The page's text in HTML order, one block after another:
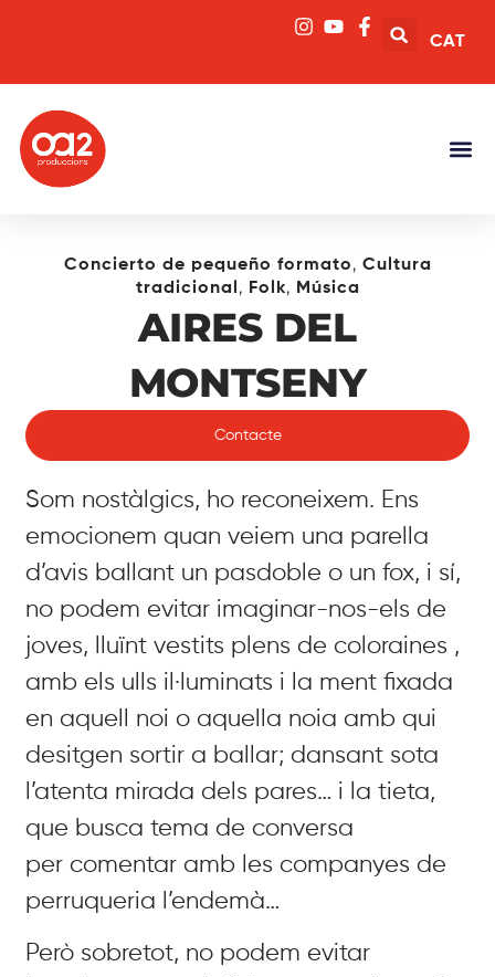
CAT
Concierto de pequeño formato, Cultura
tradicional , Folk, Música
AIRES DEL
MONTSENY
Contacte
Som nostàlgics, ho reconeixem. Ens
emocionem quan veiem una parella
d’avis ballant un pasdoble o un fox, i sí,
no podem evitar imaginar-nos-els de
joves, lluïnt vestits plens de coloraines ,
amb els ulls il·luminats i la ment fixada
en aquell noi o aquella noia amb qui
desitgen sortir a ballar; dansant sota
l’atenta mirada dels pares… i la tieta,
que busca tema de conversa
per comentar amb les companyes de
perruqueria l’endemà…
Però sobretot, no podem evitar